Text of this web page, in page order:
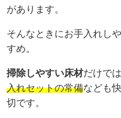
があります。
そんなときにお手入れし
すめ。
掃除しやすい床材だけで
入れセットの常備なども
切です。